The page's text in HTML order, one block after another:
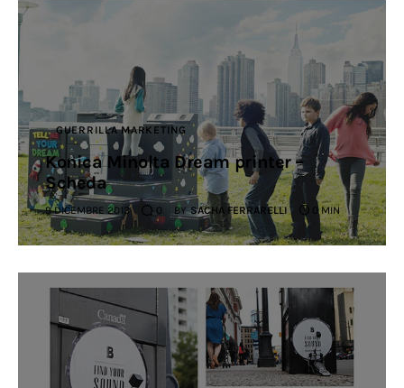
GUERRILLA MARKETING
Konica Minolta Dream printer –
Scheda
9 DICEMBRE 2013 0 BY SACHA FERRARELLI 0 MIN